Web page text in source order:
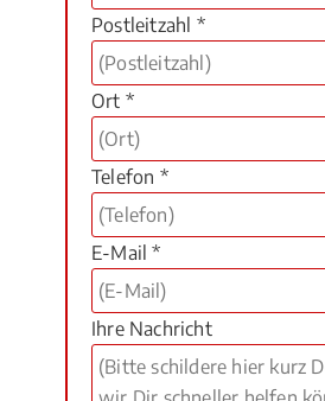
Postleitzahl *
Ort *
Telefon *
E-Mail *
Ihre Nachricht